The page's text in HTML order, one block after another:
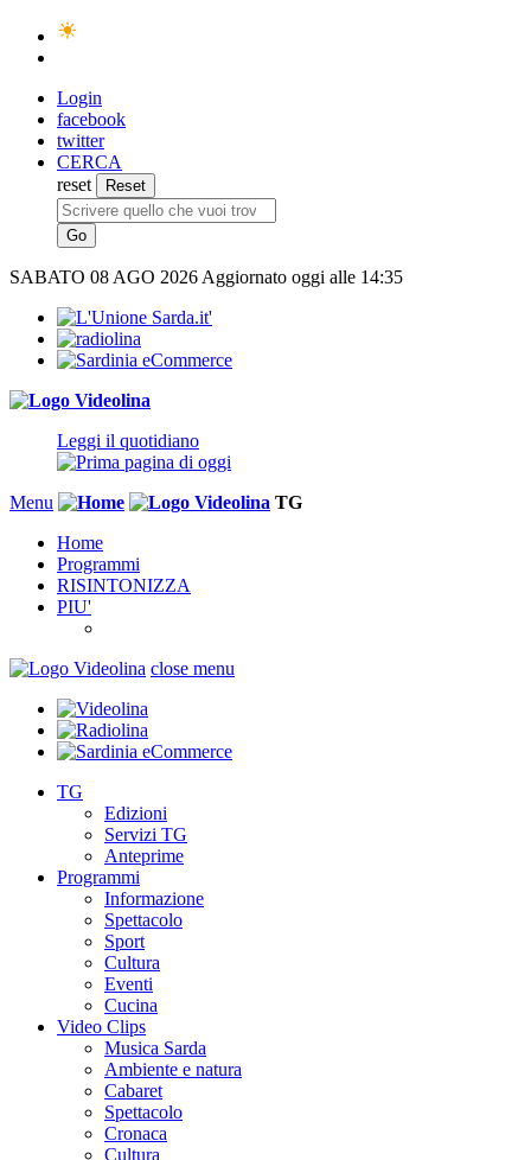
Login
facebook
twitter
CERCA
reset
SABATO 08 AGO 2026 Aggiornato oggi alle 14:35
Leggi il quotidiano
Menu
TG
Home
Programmi
RISINTONIZZA
PIU'
close menu
TG
Edizioni
Servizi TG
Anteprime
Programmi
Informazione
Spettacolo
Sport
Cultura
Eventi
Cucina
Video Clips
Musica Sarda
Ambiente e natura
Cabaret
Spettacolo
Cronaca
Cultura